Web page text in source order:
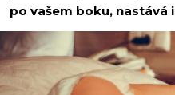
po vašem boku, nastává